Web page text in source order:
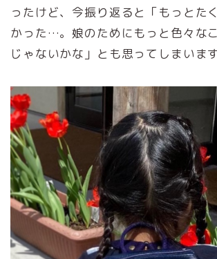
ったけど、今振り返ると「もっとた
かった…。娘のためにもっと色々な
じゃないかな」とも思ってしまいます